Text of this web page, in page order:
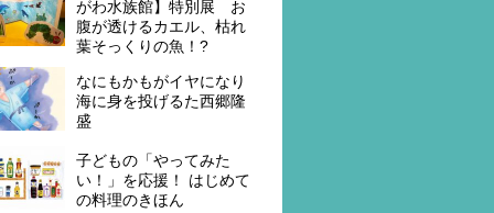
がわ水族館】特別展 お
腹が透けるカエル、枯れ
葉そっくりの魚！?
なにもかもがイヤになり
海に身を投げるた西郷隆
盛
子どもの「やってみた
い！」を応援！ はじめて
の料理のきほん